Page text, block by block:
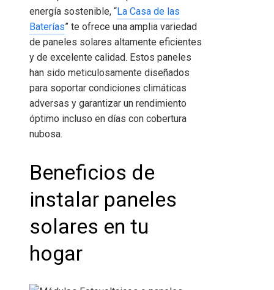
energía sostenible, “La Casa de las
Baterías” te ofrece una amplia variedad
de paneles solares altamente eficientes
y de excelente calidad. Estos paneles
han sido meticulosamente diseñados
para soportar condiciones climáticas
adversas y garantizar un rendimiento
óptimo incluso en días con cobertura
nubosa.
Beneficios de
instalar paneles
solares en tu
hogar